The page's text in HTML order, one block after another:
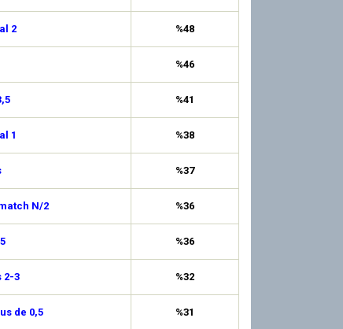
2 %48
%46
%41
1 %38
%37
N/2 %36
%36
2-3 %32
de 0,5 %31